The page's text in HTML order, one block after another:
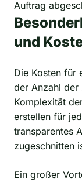
Auftrag
und
Die Kosten für
der Anzahl der
Komplexität
erstellen für
transparentes
zugeschnitten
Ein großer